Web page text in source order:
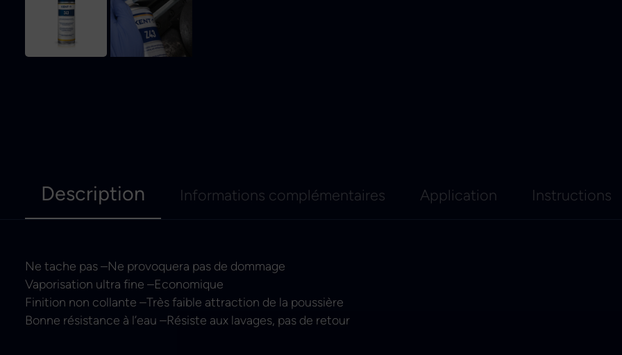
Description Informations complémentaires Application Instructions
Ne tache pas –Ne provoquera pas de dommage
Vaporisation ultra fine –Economique
Finition non collante –Très faible attraction de la poussière
Bonne résistance à l’eau –Résiste aux lavages, pas de retour